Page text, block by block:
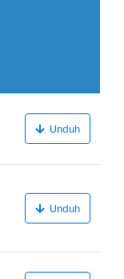
Unduh
Unduh